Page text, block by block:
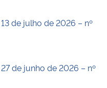
de julho de 2026 – nº
de junho de 2026 – nº